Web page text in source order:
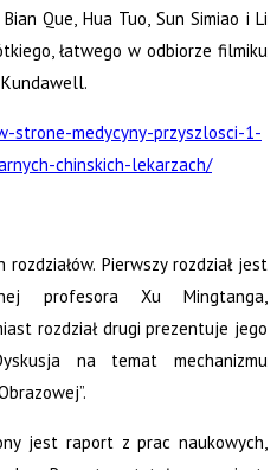
Que, Hua Tuo, Sun Simiao i Li
łatwego w odbiorze filmiku
strone-medycyny-przyszlosci-1-
chinskich-lekarzach/
rozdziałów. Pierwszy rozdział jest
profesora Xu Mingtanga,
rozdział drugi prezentuje jego
na temat mechanizmu
jest raport z prac naukowych,